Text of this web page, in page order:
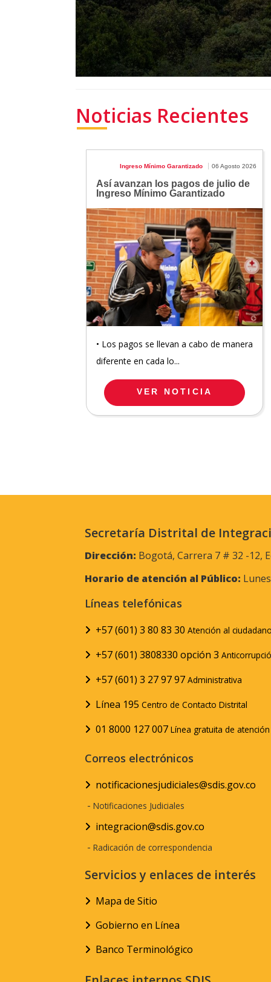
Noticias Recientes
Ingreso Mínimo Garantizado 06 Agosto 2026
Así avanzan los pagos de julio de
Ingreso Mínimo Garantizado
• Los pagos se llevan a cabo de manera
diferente en cada lo...
VER NOTICIA
Secretaría Distrital de
Dirección: Bogotá, Carrera 7 # 32 -12,
Horario de atención al Público:
Líneas telefónicas
+57 (601) 3 80 83 30 Atención al
+57 (601) 3808330 opción 3
+57 (601) 3 27 97 97 Administrativa
Línea 195 Centro de Contacto Distrital
01 8000 127 007 Línea gratuita de
Correos electrónicos
notificacionesjudiciales@sdis.gov.co
- Notificaciones Judiciales
integracion@sdis.gov.co
- Radicación de correspondencia
Servicios y enlaces de interés
Mapa de Sitio
Gobierno en Línea
Banco Terminológico